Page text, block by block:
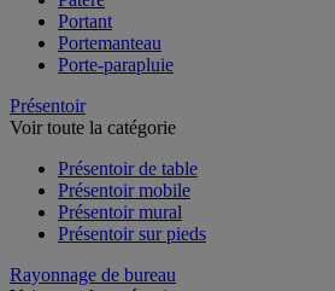
Portant
Portemanteau
Porte-parapluie
Présentoir
Voir toute la catégorie
Présentoir de table
Présentoir mobile
Présentoir mural
Présentoir sur pieds
Rayonnage de bureau